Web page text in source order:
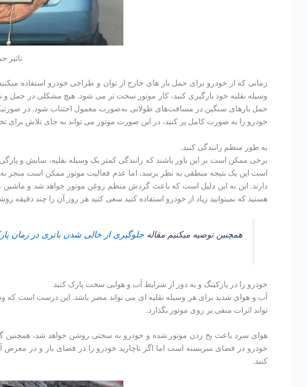
تاثیر
زمانی که از خودرو برای حمل بار های خارج از توان و طراحی خودرو استفاده
وسیله نقلیه خود بارگیری کنید، کار موتور سخت تر می شود. هیچ مشکلی در حمل و نقل
حمل بارهای سنگین در مسافت‌های طولانی به‌صورت معمول اجتناب شود. در
خودرو را به صورت کامل پر کنید، در این صورت موتور می تواند به جای تلاش
به طور منظم رانندگی کنید.
برخی ممکن است بر این باور باشند که رانندگی کمتر یک وسیله نقلیه، سایش و
است این یک نتیجه منطقی به نظر برسد، اما عدم فعالیت موتور ممکن است منجر
دارند. این به این دلیل است که باعث گردش منظم روغن موتور خواهد شد و ماشین
هستید که نمیتوانید زیاد از خودرو استفاده کنید سعی کنید هر روز آن را چند دقیقه
همچنین توصیه میکنیم مقالهجلوگیری از خالی شدن باتری در زمان
خودرو را در پارکینگ و به دور از شرایط آب و هوایی سخت پارک کنید
آب و هوای شدید برای هر وسیله نقلیه ای می تواند مضر باشد. این درست است
تواند اثرات منفی بر روی موتور بگذارد.
هوای سرد باعث یخ زدن موتور شده و خودرو به سختی روشن خواهد شد، همچنین
خودرو در فضای سربسته است اما اگر ناچارید خودرو را در فضای باز و در معرض
کنید.